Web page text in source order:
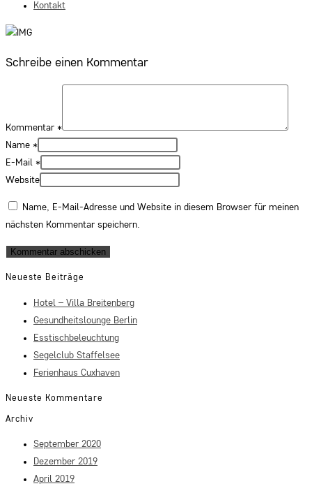
Kontakt
Schreibe einen Kommentar
Kommentar *
Name *
E-Mail *
Website
Name, E-Mail-Adresse und Website in diesem Browser für meinen
nächsten Kommentar speichern.
Neueste Beiträge
Hotel – Villa Breitenberg
Gesundheitslounge Berlin
Esstischbeleuchtung
Segelclub Staffelsee
Ferienhaus Cuxhaven
Neueste Kommentare
Archiv
September 2020
Dezember 2019
April 2019